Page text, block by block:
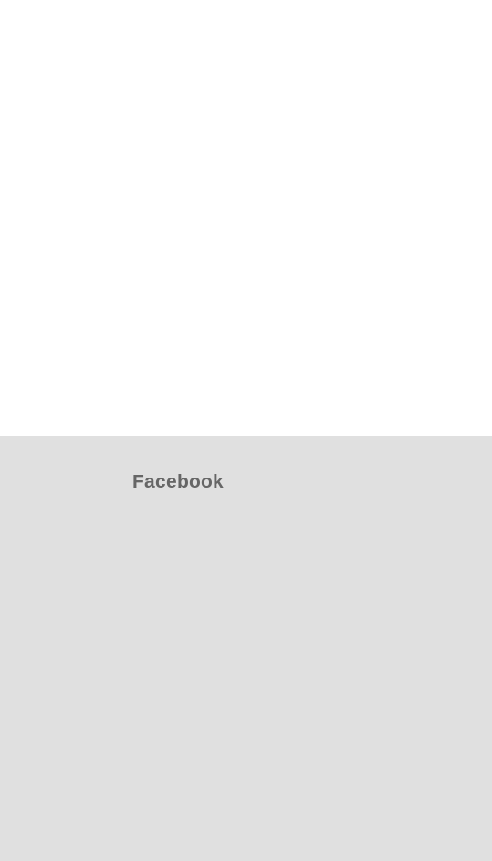
Facebook